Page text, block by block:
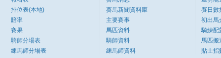
排位表(本地)
賠率
賽果
騎師分場表
練馬師分場表
賽馬新聞資料庫
主要賽事
馬匹資料
騎師資料
練馬師資料
賽日數
初出馬
騎練配
馬匹搬
貼士指